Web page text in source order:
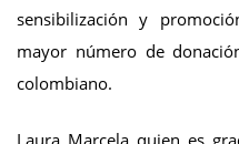
sensibilización y
mayor número de
colombiano.